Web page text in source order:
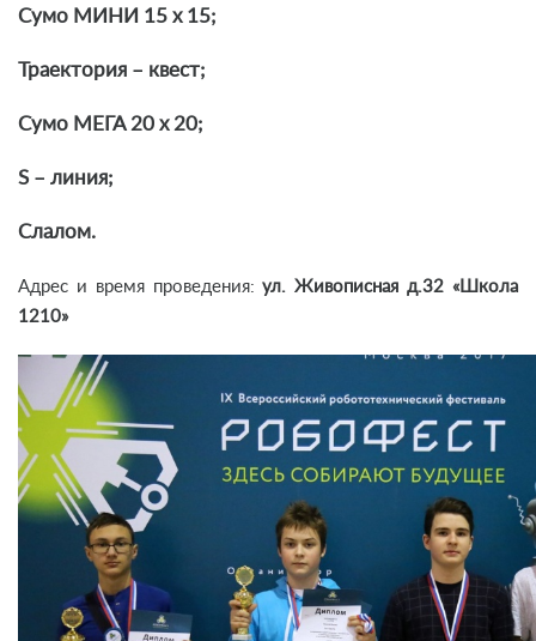
Сумо МИНИ 15 х 15;
Траектория – квест;
Сумо МЕГА 20 х 20;
S – линия;
Слалом.
Адрес и время проведения:ул. Живописная д.32 «Школа
1210»